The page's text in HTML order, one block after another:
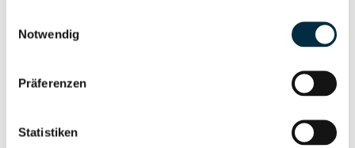
Notwendig
Präferenzen
Statistiken
PEP- und
Vollständiges
Unternehmensprofil